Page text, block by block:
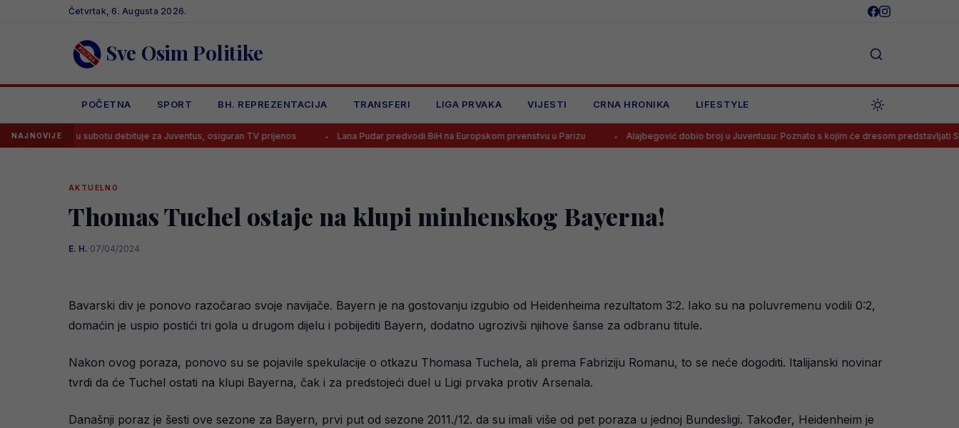
Četvrtak, 6. Augusta 2026.
Sve Osim Politike
POČETNA SPORT BH. REPREZENTACIJA TRANSFERI LIGA PRVAKA VIJESTI CRNA HRONIKA LIFESTYLE
NAJNOVIJE
u subotu debituje za Juventus, osiguran TV prijenos Lana Pudar predvodi BiH na Europskom prvenstvu u Parizu Alajbegović dobio broj u Juventusu: Poznato s kojim će dresom predstavljati Staru damu
AKTUELNO
Thomas Tuchel ostaje na klupi minhenskog Bayerna!
E. H.·07/04/2024
Bavarski div je ponovo razočarao svoje navijače. Bayern je na gostovanju izgubio od Heidenheima rezultatom 3:2. Iako su na poluvremenu vodili 0:2,
domaćin je uspio postići tri gola u drugom dijelu i pobijediti Bayern, dodatno ugrozivši njihove šanse za odbranu titule.
Nakon ovog poraza, ponovo su se pojavile spekulacije o otkazu Thomasa Tuchela, ali prema Fabriziju Romanu, to se neće dogoditi. Italijanski novinar
tvrdi da će Tuchel ostati na klupi Bayerna, čak i za predstojeći duel u Ligi prvaka protiv Arsenala.
Današnji poraz je šesti ove sezone za Bayern, prvi put od sezone 2011./12. da su imali više od pet poraza u jednoj Bundesligi. Također, Heidenheim je